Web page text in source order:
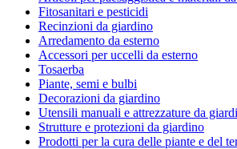
Fitosanitari e pesticidi
Recinzioni da giardino
Arredamento da esterno
Accessori per uccelli da esterno
Tosaerba
Piante, semi e bulbi
Decorazioni da giardino
Utensili manuali e attrezzature da
Strutture e protezioni da giardino
Prodotti per la cura delle piante e del